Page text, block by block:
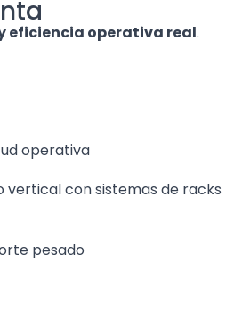
eficiencia operativa real.
operativa
con sistemas de racks
pesado